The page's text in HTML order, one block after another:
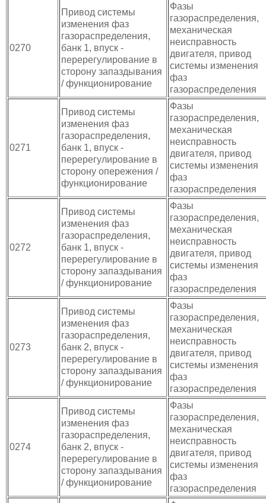
0270
Привод системы
изменения фаз
газораспределения,
банк 1, впуск -
перерегулирование в
сторону запаздывания
/ функционирование
Фазы
газораспределения,
механическая
неисправность
двигателя, привод
системы изменения
фаз
газораспределения
0271
Привод системы
изменения фаз
газораспределения,
банк 1, впуск -
перерегулирование в
сторону опережения /
функционирование
Фазы
газораспределения,
механическая
неисправность
двигателя, привод
системы изменения
фаз
газораспределения
0272
Привод системы
изменения фаз
газораспределения,
банк 1, впуск -
перерегулирование в
сторону запаздывания
/ функционирование
Фазы
газораспределения,
механическая
неисправность
двигателя, привод
системы изменения
фаз
газораспределения
0273
Привод системы
изменения фаз
газораспределения,
банк 2, впуск -
перерегулирование в
сторону запаздывания
/ функционирование
Фазы
газораспределения,
механическая
неисправность
двигателя, привод
системы изменения
фаз
газораспределения
0274
Привод системы
изменения фаз
газораспределения,
банк 2, впуск -
перерегулирование в
сторону запаздывания
/ функционирование
Фазы
газораспределения,
механическая
неисправность
двигателя, привод
системы изменения
фаз
газораспределения